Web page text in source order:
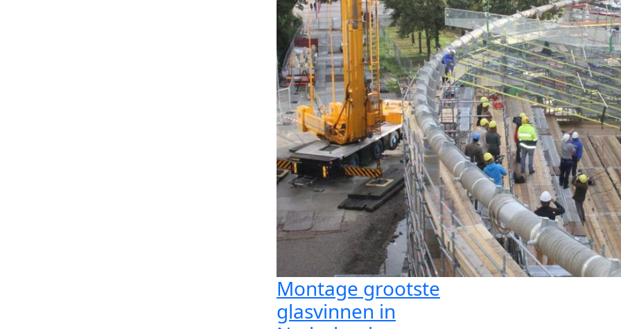
Montage grootste
glasvinnen in